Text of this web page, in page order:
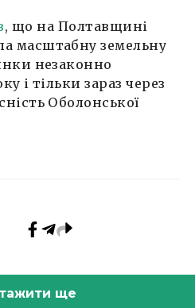
, що на Полтавщині
масштабну земельну
незаконно
і тільки зараз через
Оболонської
ще